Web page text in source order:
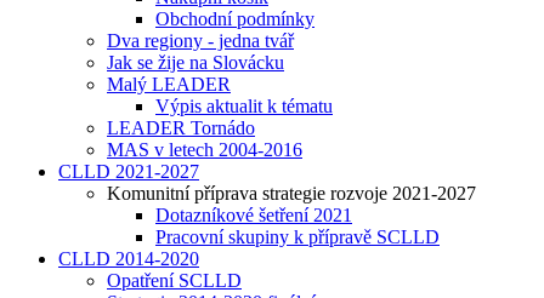
Obchodní podmínky
Dva regiony - jedna tvář
Jak se žije na Slovácku
Malý LEADER
Výpis aktualit k tématu
LEADER Tornádo
MAS v letech 2004-2016
CLLD 2021-2027
Komunitní příprava strategie rozvoje 2021-2027
Dotazníkové šetření 2021
Pracovní skupiny k přípravě SCLLD
CLLD 2014-2020
Opatření SCLLD